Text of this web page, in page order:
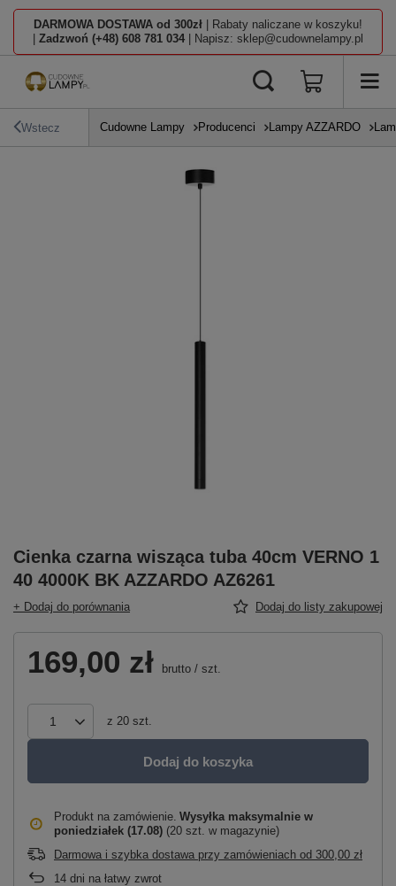
DARMOWA DOSTAWA od 300zł | Rabaty naliczane w koszyku!
Zadzwoń (+48) 608 781 034 | Napisz: sklep@cudownelampy.pl
Wstecz Cudowne Lampy Producenci Lampy AZZARDO
Cienka czarna wisząca tuba 40cm VERNO 1
40 4000K BK AZZARDO AZ6261
+ Dodaj do porównania Dodaj do listy zakupowej
169,00 zł brutto / szt.
z 20 szt.
Dodaj do koszyka
Produkt na zamówienie Wysyłka maksymalnie w
poniedziałek (17.08) (20 szt. w magazynie)
Darmowa i szybka dostawa przy zamówieniach od 300,00 zł
14 dni na łatwy zwrot